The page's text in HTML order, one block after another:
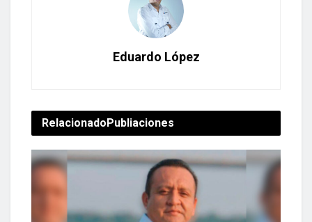
Eduardo López
RelacionadoPubliaciones